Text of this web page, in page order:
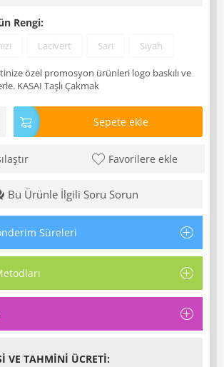
Rengi:
Lacivert Sarı Siyah
özel promosyon ürünleri logo baskılı ve
KASAI Taşlı Çakmak
Sepete ekle
Favorilere ekle
Bu Ürünle İlgili Soru Sorun
Süreleri
VE TAHMINI ÜCRETI: